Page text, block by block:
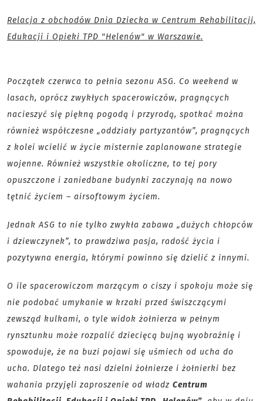
Relacja z obchodów Dnia Dziecka w Centrum Rehabilitacji,
Edukacji i Opieki TPD "Helenów" w Warszawie.
Początek czerwca to pełnia sezonu ASG. Co weekend w
lasach, oprócz zwykłych spacerowiczów, pragnących
nacieszyć się piękną pogodą i przyrodą, spotkać można
również współczesne „oddziały partyzantów”, pragnących
z kolei wcielić w życie misternie zaplanowane strategie
wojenne. Również wszystkie okoliczne, to tej pory
opuszczone i zaniedbane budynki zaczynają na nowo
tętnić życiem – airsoftowym życiem.
Jednak ASG to nie tylko zwykła zabawa „dużych chłopców
i dziewczynek”, to prawdziwa pasja, radość życia i
pozytywna energia, którymi powinno się dzielić z innymi.
O ile spacerowiczom marzącym o ciszy i spokoju może się
nie podobać umykanie w krzaki przed świszczącymi
zewsząd kulkami, o tyle widok żołnierza w pełnym
rynsztunku może rozpalić dziecięcą bujną wyobraźnię i
spowoduje, że na buzi pojawi się uśmiech od ucha do
ucha. Dlatego też nasi dzielni żołnierze i żołnierki bez
wahania przyjęli zaproszenie od władz Centrum